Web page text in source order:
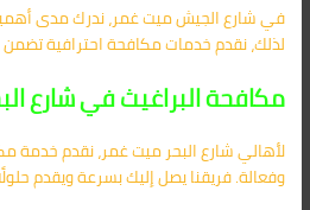
في شارع الجيش ميت غمر، ندرك مدى أهمية
لذلك، نقدم خدمات مكافحة احترافية تضمن
مكافحة البراغيث في شارع
لأهالي شارع البحر ميت غمر، نقدم خدمة
وفعالة. فريقنا يصل إليك بسرعة ويقدم